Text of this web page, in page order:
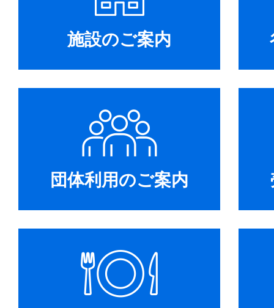
施設のご案内
団体利用のご案内